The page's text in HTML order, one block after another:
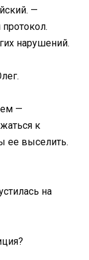
—
нарушений.
—
к
ее выселить.
на